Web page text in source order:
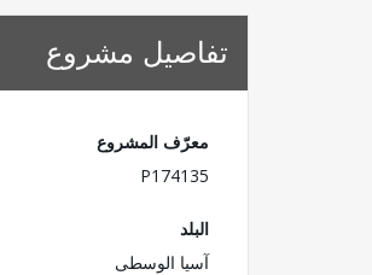
تفاصيل مشروع
معرّف المشروع
P174135
البلد
آسيا الوسطى